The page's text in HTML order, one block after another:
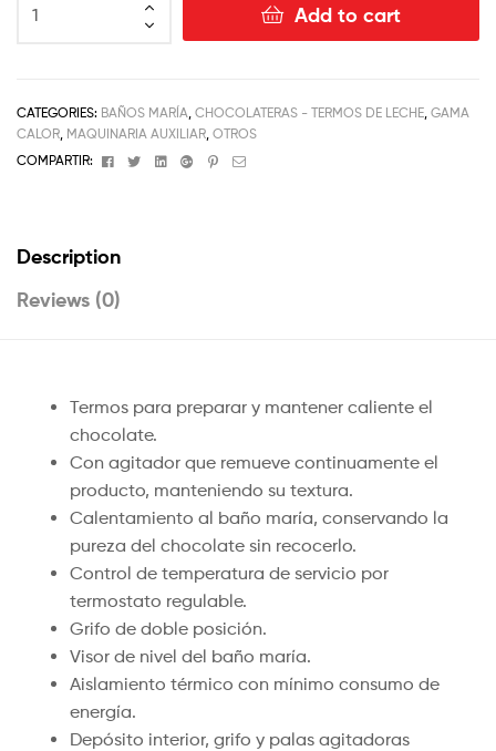
Add to cart
CATEGORIES: BAÑOS MARÍA CHOCOLATERAS - TERMOS DE LECHE GAMA
CALOR MAQUINARIA AUXILIAR OTROS
COMPARTIR:
FacebookTwitterLinkedinGoogle+Pinterest
Email
Description
Reviews (0)
Termos para preparar y mantener caliente el
chocolate.
Con agitador que remueve continuamente el
producto, manteniendo su textura.
Calentamiento al baño maría, conservando la
pureza del chocolate sin recocerlo.
Control de temperatura de servicio por
termostato regulable.
Grifo de doble posición.
Visor de nivel del baño maría.
Aislamiento térmico con mínimo consumo de
energía.
Depósito interior, grifo y palas agitadoras